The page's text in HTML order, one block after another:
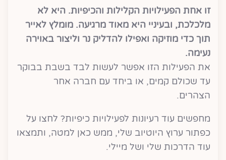
זו אחת הפעילויות הקלילות והכיפיות. היא לא
מלכלכת, ובעיניי היא מאוד מרגיעה. מומלץ לאייר
תוך כדי מוזיקה ואפילו להדליק נר וליצור באוירה
נעימה.
את הפעילות הזו אפשר לעשות לבד בשבת בבוקר
עד שכולם קמים, או ביחד עם חברה אחר
הצהרים.
מחפשים עוד רעיונות לפעילויות כיפיות? לחצו על
כפתור ערוץ היוטיוב שלי, ממש כאן למטה, ותמצאו
עוד הדרכות שלי ושל מיילי.